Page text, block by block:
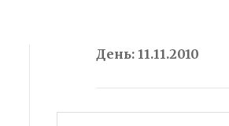
День:11.11.2010